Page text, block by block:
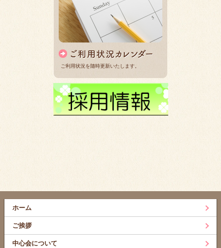
ご利用状況を随時更新いたします。
ホーム
ご挨拶
中心会について